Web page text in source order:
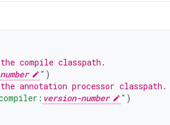
compile classpath.
" )
annotation processor classpath.
version-number " )